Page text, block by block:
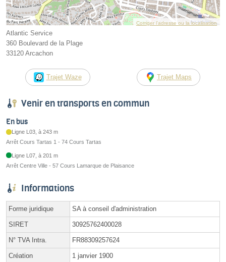
Corriger l’adresse ou la localisation
Atlantic Service
360 Boulevard de la Plage
33120 Arcachon
Trajet Waze Trajet Maps
Venir en transports en commun
En bus
Ligne L03, à 243 m
Arrêt Cours Tartas 1 - 74 Cours Tartas
Ligne L07, à 201 m
Arrêt Centre Ville - 57 Cours Lamarque de Plaisance
Informations
Forme juridique SA à conseil d'administration
SIRET 30925762400028
N° TVA Intra. FR88309257624
Création 1 janvier 1900